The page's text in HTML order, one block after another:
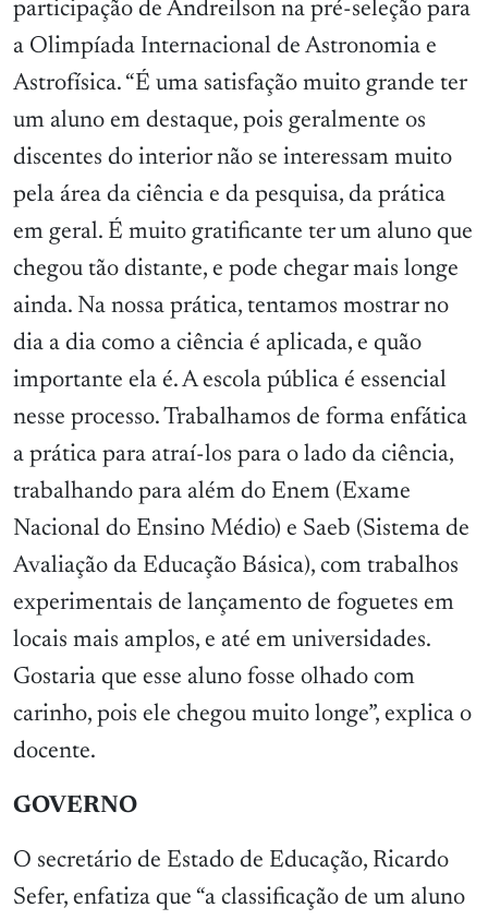
participação de Andreilson na pré-seleção para
a Olimpíada Internacional de Astronomia e
Astrofísica. “É uma satisfação muito grande ter
um aluno em destaque, pois geralmente os
discentes do interior não se interessam muito
pela área da ciência e da pesquisa, da prática
em geral. É muito gratificante ter um aluno que
chegou tão distante, e pode chegar mais longe
ainda. Na nossa prática, tentamos mostrar no
dia a dia como a ciência é aplicada, e quão
importante ela é. A escola pública é essencial
nesse processo. Trabalhamos de forma enfática
a prática para atraí-los para o lado da ciência,
trabalhando para além do Enem (Exame
Nacional do Ensino Médio) e Saeb (Sistema de
Avaliação da Educação Básica), com trabalhos
experimentais de lançamento de foguetes em
locais mais amplos, e até em universidades.
Gostaria que esse aluno fosse olhado com
carinho, pois ele chegou muito longe”, explica o
docente.
GOVERNO
O secretário de Estado de Educação, Ricardo
Sefer, enfatiza que “a classificação de um aluno